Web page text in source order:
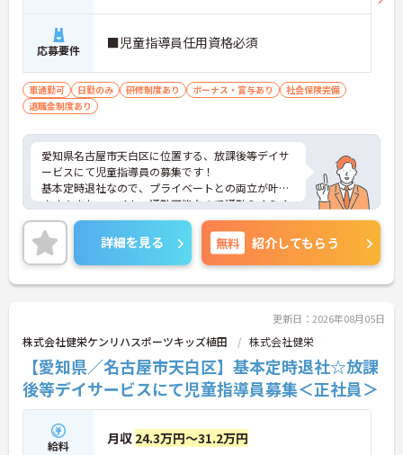
おり、様々な現場での経験を通じてスキルアップが
期待できます。
・マネジメントへの挑戦など多彩なキャリアパスが
していける環境です。
【頑張りが収入に直結し、モチベーションを高めら
・施設運営への貢献やチームワークを評価する独自
の特別報酬制度により、賞与とは別に収入アップが
期待できます。
・日々の努力が目に見える形で還元されるため、高
いモチベーションを維持しながらやりがいを持って
働けます。
【個性を活かしながら、自分らしいスタイルで働け
・髪色やネイル、ヒゲなどが原則自由となってお
応募要件 ■児童指導員任用資格必須
車通勤可 日勤のみ 研修制度あり ボーナス・賞与あり
社会保険完備
退職金制度あり
愛知県名古屋市天白区に位置する、放課後等デイサ
ービスにて児童指導員の募集です！
基本定時退社なので、プライベートとの両立が叶い
ます☆また、マイカー通勤可能なので通勤らくらく
です◎
ご興味のある方には、面接対策ポイントなど、さら
に詳細をお話しいたしますのでお気軽にご相談くだ
さい！
詳細を見る 無料 紹介してもらう
更新日：2026年08月05日
株式会社健栄ケンリハスポーツキッズ植田 株式会社健栄
【愛知県／名古屋市天白区】基本定時退社☆放課
後等デイサービスにて児童指導員募集＜正社員＞
給料 月収 24.3万円～31.2万円